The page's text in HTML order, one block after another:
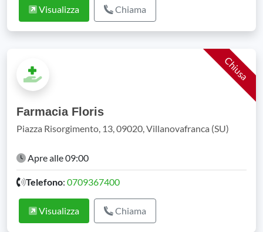
Visualizza Chiama
Farmacia Floris
Piazza Risorgimento, 13, 09020, Villanovafranca (SU)
Chiusa
Apre alle 09:00
Telefono: 0709367400
Visualizza Chiama